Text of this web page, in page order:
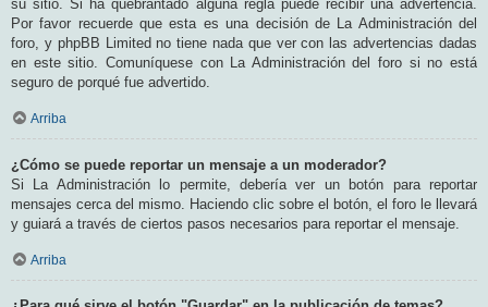
su sitio. Si ha quebrantado alguna regla puede recibir una advertencia.
Por favor recuerde que esta es una decisión de La Administración del
foro, y phpBB Limited no tiene nada que ver con las advertencias dadas
en este sitio. Comuníquese con La Administración del foro si no está
seguro de porqué fue advertido.
Arriba
¿Cómo se puede reportar un mensaje a un moderador?
Si La Administración lo permite, debería ver un botón para reportar
mensajes cerca del mismo. Haciendo clic sobre el botón, el foro le llevará
y guiará a través de ciertos pasos necesarios para reportar el mensaje.
Arriba